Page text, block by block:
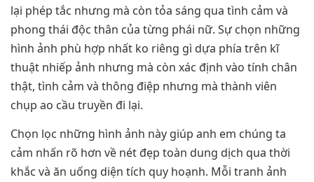
lại phép tắc nhưng mà còn tỏa sáng qua tình cảm và
phong thái độc thân của từng phái nữ. Sự chọn những
hình ảnh phù hợp nhất ko riêng gì dựa phía trên kĩ
thuật nhiếp ảnh nhưng mà còn xác định vào tính chân
thật, tình cảm và thông điệp nhưng mà thành viên
chụp ao cầu truyền đi lại.
Chọn lọc những hình ảnh này giúp anh em chúng ta
cảm nhấn rõ hơn về nét đẹp toàn dung dịch qua thời
khắc và ăn uống diện tích quy hoạnh. Mỗi tranh ảnh